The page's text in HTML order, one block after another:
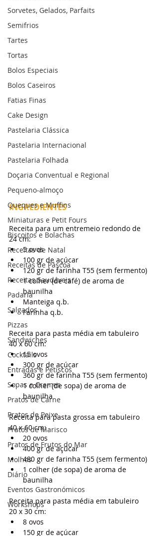
Sorvetes, Gelados, Parfaits
Semifrios
Tartes
Tortas
Bolos Especiais
Bolos Caseiros
Fatias Finas
Cake Design
Pastelaria Clássica
Pastelaria Internacional
Pastelaria Folhada
Doçaria Conventual e Regional
Pequeno-almoço
Queques e Muffins
Miniaturas e Petit Fours
Biscoitos e Bolachas
Receitas de Natal
Receitas de Páscoa
Receitas Saudáveis
Padaria
Salgados
Pizzas
Sandwiches
Cocktails
Entradas e Petiscos
Sopas e Cremes
Pratos de Carne
Pratos de Peixe
Pratos de Marisco
Pratos de Frutos do Mar
Molhos
Diário
Eventos Gastronómicos
Workshops
INGREDIENTES
Receita para um entremeio redondo de
24 cm:
5 ovos
100 gr de açúcar
120 gr de farinha T55 (sem fermento)
1 colher (de café) de aroma de
baunilha
Manteiga q.b.
Farinha q.b.
Receita para pasta média em tabuleiro
40 x 60 cm:
15 ovos
300 gr de açúcar
360 gr de farinha T55 (sem fermento)
1 colher (de sopa) de aroma de
baunilha
Receita para pasta grossa em tabuleiro
40 x 60 cm:
20 ovos
400 gr de açúcar
480 gr de farinha T55 (sem fermento)
1 colher (de sopa) de aroma de
baunilha
Receita para pasta média em tabuleiro
20 x 30 cm:
8 ovos
150 gr de açúcar